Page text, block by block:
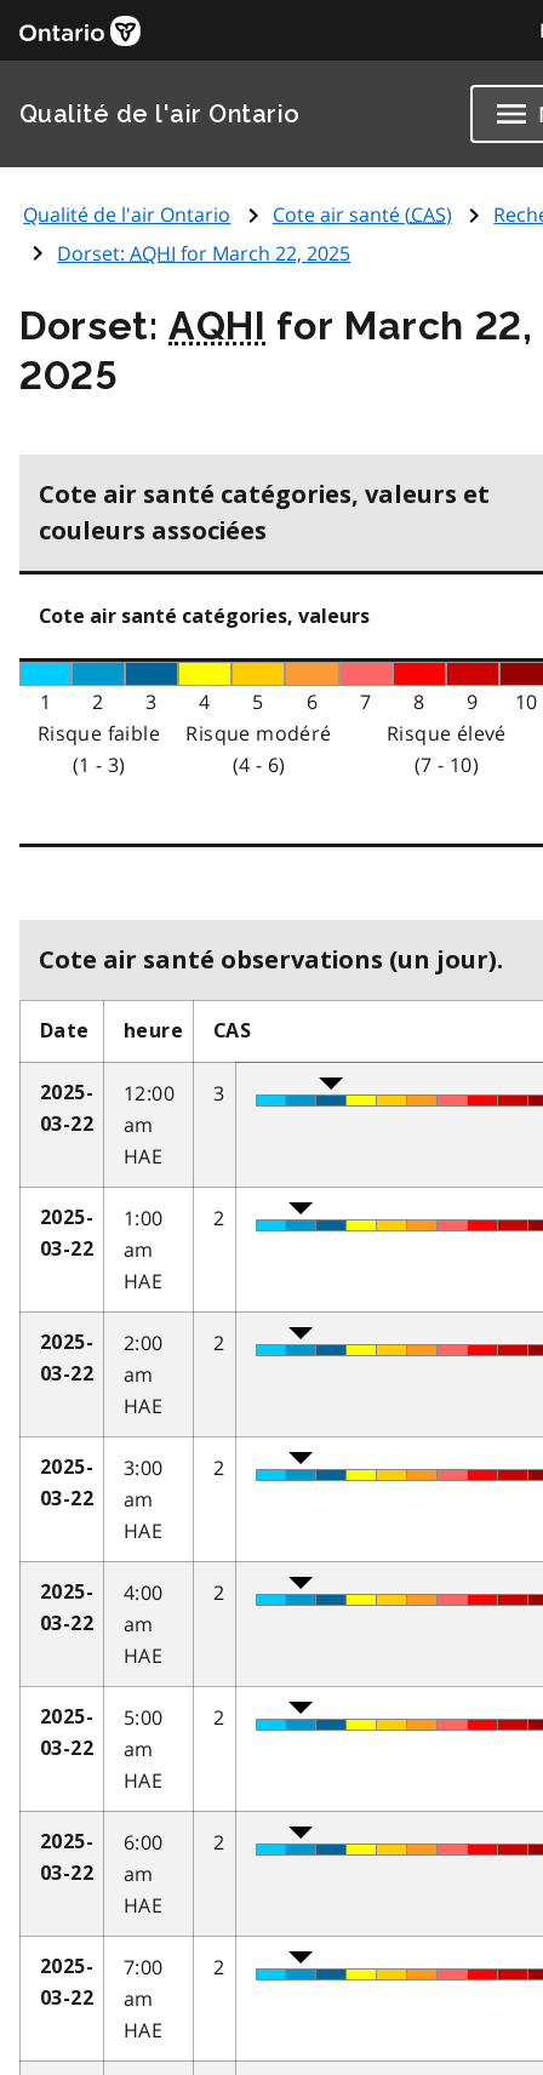
Qualité de l'air Ontario
Qualité de l'air Ontario Cote air santé (CAS)
Dorset:AQHI for March 22, 2025
Dorset:AQHI for March 22,
2025
Cote air santé catégories, valeurs et
couleurs associées
Cote air santé catégories, valeurs
1 2 3 4 5 6 7 8 9
10
Risque faible
(1 - 3)
Risque modéré
(4 - 6)
Risque élevé
(7 - 10)
Cote air santé observations (un jour).
Date heure CAS
2025-
03-22
12:00
am
HAE
3
2025-
03-22
1:00
am
HAE
2
2025-
03-22
2:00
am
HAE
2
2025-
03-22
3:00
am
HAE
2
2025-
03-22
4:00
am
HAE
2
2025-
03-22
5:00
am
HAE
2
2025-
03-22
6:00
am
HAE
2
2025-
03-22
7:00
am
HAE
2